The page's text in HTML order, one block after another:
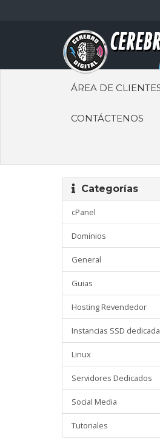
ÁREA DE
CONTÁCTENOS
Categorías
cPanel
Dominios
General
Guias
Hosting Revendedor
Instancias SSD
Linux
Servidores Dedicados
Social Media
Tutoriales